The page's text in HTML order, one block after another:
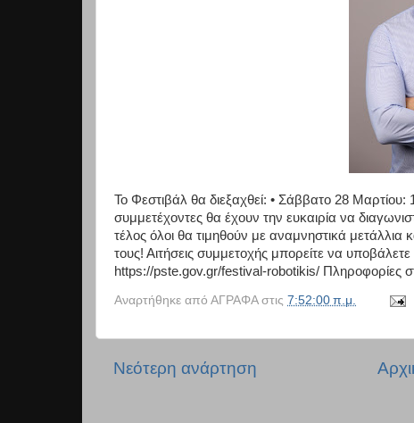
Το Φεστιβάλ θα διεξαχθεί: • Σάββατο 28
συμμετέχοντες θα έχουν την ευκαιρία να
τέλος όλοι θα τιμηθούν με αναμνηστικά
τους! Αιτήσεις συμμετοχής μπορείτε να
https://pste.gov.gr/festival-robotikis/ Πληροφορίες
Αναρτήθηκε από ΑΓΡΑΦΑ στις 7:52:00 π.μ.
Νεότερη ανάρτηση